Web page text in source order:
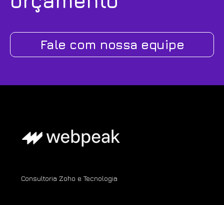
Fale com nossa equipe
Consultoria Zoho e Tecnologia